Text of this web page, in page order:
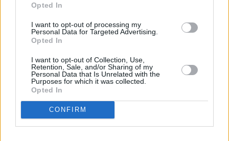
Opted In
I want to opt-out of processing my
Personal Data for Targeted Advertising.
Opted In
I want to opt-out of Collection, Use,
Retention, Sale, and/or Sharing of my
Personal Data that Is Unrelated with the
Purposes for which it was collected.
Opted In
CONFIRM